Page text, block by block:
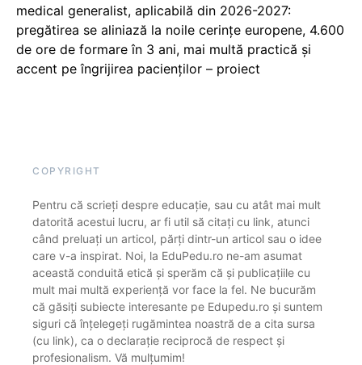
medical generalist, aplicabilă din 2026-2027:
pregătirea se aliniază la noile cerințe europene, 4.600
de ore de formare în 3 ani, mai multă practică și
accent pe îngrijirea pacienților – proiect
COPYRIGHT
Pentru că scrieți despre educație, sau cu atât mai mult
datorită acestui lucru, ar fi util să citați cu link, atunci
când preluați un articol, părți dintr-un articol sau o idee
care v-a inspirat. Noi, la EduPedu.ro ne-am asumat
această conduită etică și sperăm că și publicațiile cu
mult mai multă experiență vor face la fel. Ne bucurăm
că găsiți subiecte interesante pe Edupedu.ro și suntem
siguri că înțelegeți rugămintea noastră de a cita sursa
(cu link), ca o declarație reciprocă de respect și
profesionalism. Vă mulțumim!